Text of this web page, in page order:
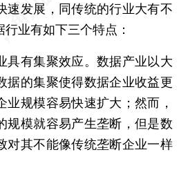
发展，同传统的行业大有不
业有如下三个特点：
有集聚效应。数据产业以大
据的集聚使得数据企业收益更
业规模容易快速扩大；然而，
规模就容易产生垄断，但是数
对其不能像传统垄断企业一样